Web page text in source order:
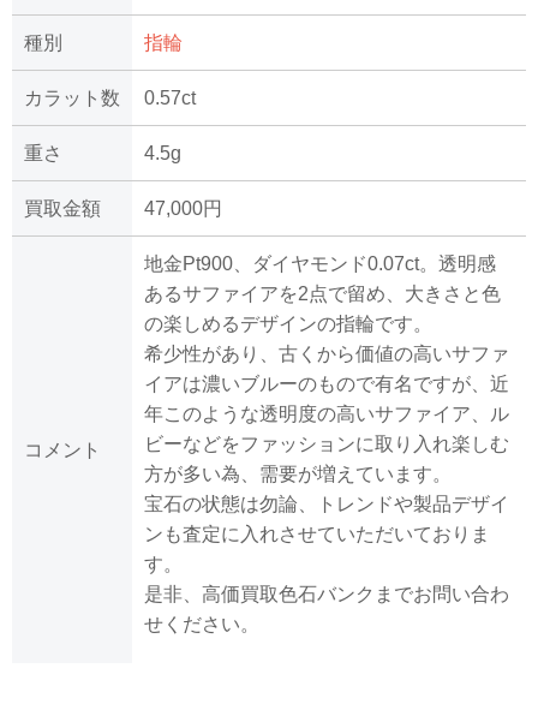
種別 指輪
カラット数 0.57ct
重さ 4.5g
買取金額 47,000円
コメント
地金Pt900、ダイヤモンド0.07ct。透明感
あるサファイアを2点で留め、大きさと色
の楽しめるデザインの指輪です。
希少性があり、古くから価値の高いサファ
イアは濃いブルーのもので有名ですが、近
年このような透明度の高いサファイア、ル
ビーなどをファッションに取り入れ楽しむ
方が多い為、需要が増えています。
宝石の状態は勿論、トレンドや製品デザイ
ンも査定に入れさせていただいておりま
す。
是非、高価買取色石バンクまでお問い合わ
せください。